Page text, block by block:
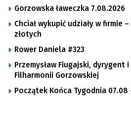
Gorzowska ławeczka 7.08.2026
Chciał wykupić udziały w firmie
złotych
Rower Daniela #323
Przemysław Fiugajski,
Filharmonii Gorzowskiej
Początek Końca Tygodnia 07.08